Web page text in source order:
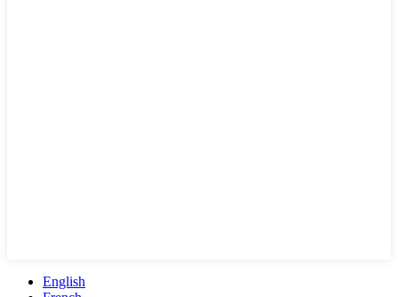
English